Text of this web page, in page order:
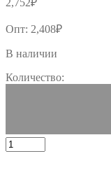
Опт: 2,408₽
В наличии
Количество: